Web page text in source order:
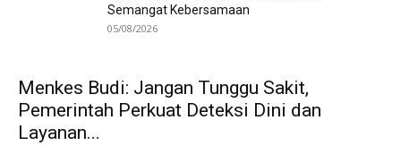
Semangat Kebersamaan
05/08/2026
Menkes Budi: Jangan Tunggu Sakit,
Pemerintah Perkuat Deteksi Dini dan
Layanan...